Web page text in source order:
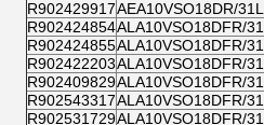
R902429917AEA10VSO18DR/
R902424854ALA10VSO18DFR/
R902424855ALA10VSO18DFR/
R902422203ALA10VSO18DFR/
R902409829ALA10VSO18DFR/
R902543317ALA10VSO18DFR/
R902531729ALA10VSO18DFR/